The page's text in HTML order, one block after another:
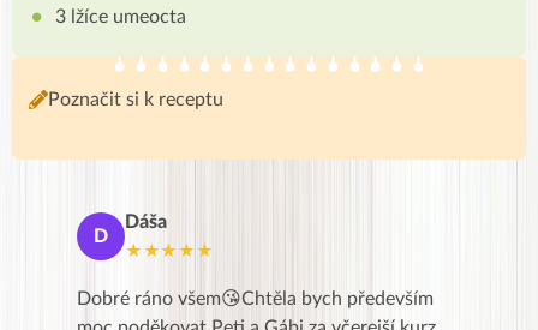
3 lžíce umeocta
Poznačit si k receptu
A
Adéla
★★★★★
Velkým přínosem pro mě byla možnost vše